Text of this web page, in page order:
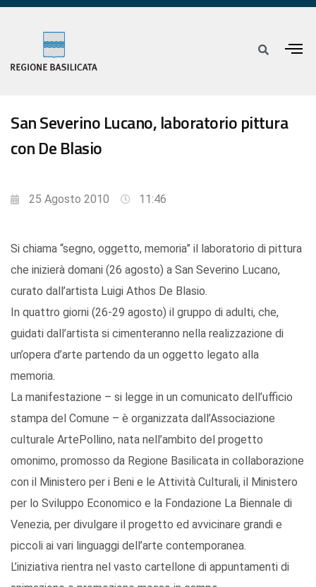
San Severino Lucano, laboratorio pittura
con De Blasio
25 Agosto 2010 11:46
Si chiama “segno, oggetto, memoria” il laboratorio di pittura
che inizierà domani (26 agosto) a San Severino Lucano,
curato dall’artista Luigi Athos De Blasio.
In quattro giorni (26-29 agosto) il gruppo di adulti, che,
guidati dall’artista si cimenteranno nella realizzazione di
un’opera d’arte partendo da un oggetto legato alla
memoria.
La manifestazione – si legge in un comunicato dell’ufficio
stampa del Comune – è organizzata dall’Associazione
culturale ArtePollino, nata nell’ambito del progetto
omonimo, promosso da Regione Basilicata in collaborazione
con il Ministero per i Beni e le Attività Culturali, il Ministero
per lo Sviluppo Economico e la Fondazione La Biennale di
Venezia, per divulgare il progetto ed avvicinare grandi e
piccoli ai vari linguaggi dell’arte contemporanea.
L’iniziativa rientra nel vasto cartellone di appuntamenti di